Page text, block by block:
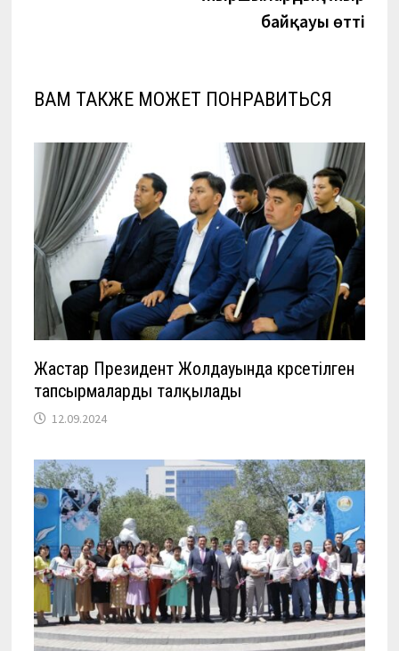
байқауы өтті
ВАМ ТАКЖЕ МОЖЕТ ПОНРАВИТЬСЯ
Жастар Президент Жолдауында көрсетілген
тапсырмаларды талқылады
12.09.2024